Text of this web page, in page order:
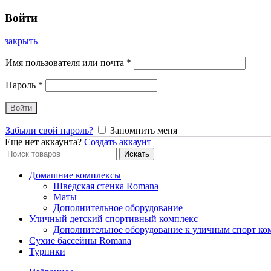
Войти
закрыть
Имя пользователя или почта *
Пароль *
Войти
Забыли свой пароль?
Запомнить меня
Еще нет аккаунта? Создать аккаунт
Search
for:
Искать
Домашние комплексы
Шведская стенка Romana
Маты
Дополнительное оборудование
Уличный детский спортивный комплекс
Дополнительное оборудование к уличным спорт
Сухие бассейны Romana
Турники